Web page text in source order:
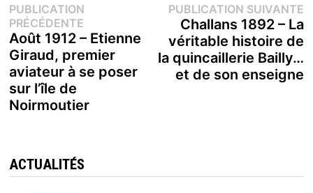
Navigation
de
l’article
PUBLICATION
PRÉCÉDENTEPublication
précédente :
Août 1912 – Etienne
Giraud, premier
aviateur à se poser
sur l’île de
Noirmoutier
PUBLICATION SUIVANTE
Challans 1892 – La
véritable histoire de
la quincaillerie Bailly…
et de son enseigne
ACTUALITÉS